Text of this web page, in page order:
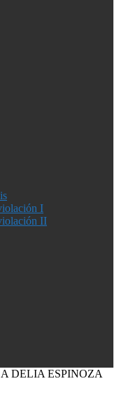
I
II
DELIA ESPINOZA